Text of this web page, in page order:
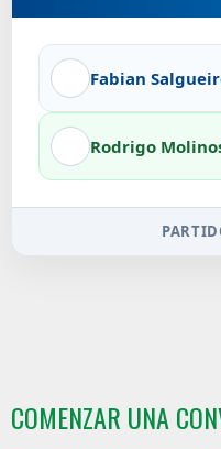
Fabian
Rodrigo
COMENZAR UNA